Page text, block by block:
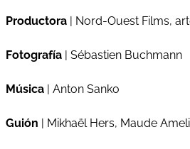
Productora | Nord-Ouest Films,
Fotografía | Sébastien Buchmann
Música | Anton Sanko
Guión | Mikhaël Hers, Maude